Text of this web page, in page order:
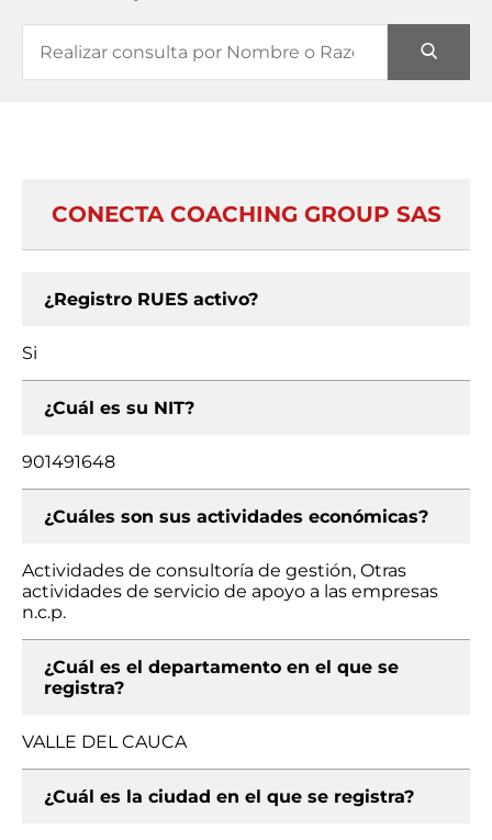
CONECTA COACHING GROUP SAS
¿Registro RUES activo?
Si
¿Cuál es su NIT?
901491648
¿Cuáles son sus actividades económicas?
Actividades de consultoría de gestión, Otras
actividades de servicio de apoyo a las empresas
n.c.p.
¿Cuál es el departamento en el que se
registra?
VALLE DEL CAUCA
¿Cuál es la ciudad en el que se registra?